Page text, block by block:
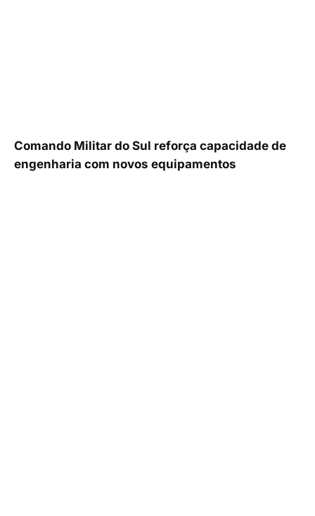
Comando Militar do Sul reforça capacidade de
engenharia com novos equipamentos